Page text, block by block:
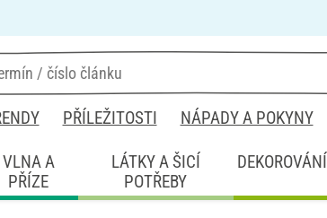
PŘÍLEŽITOSTI NÁPADY A POKYNY
VLNA A
PŘÍZE
LÁTKY A ŠICÍ
POTŘEBY
DEKOROVÁNÍ